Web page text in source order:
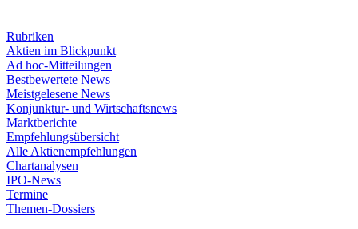
Rubriken
Aktien im Blickpunkt
Ad hoc-Mitteilungen
Bestbewertete News
Meistgelesene News
Konjunktur- und Wirtschaftsnews
Marktberichte
Empfehlungsübersicht
Alle Aktienempfehlungen
Chartanalysen
IPO-News
Termine
Themen-Dossiers